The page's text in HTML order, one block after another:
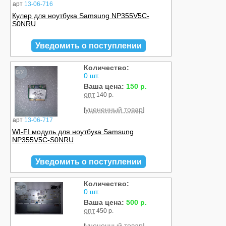
арт 13-06-716
Кулер для ноутбука Samsung NP355V5C-
S0NRU
Уведомить о поступлении
Б/У
арт 13-06-717
Количество:
0 шт.
Ваша цена: 150 р.
опт 140 р.
[уцененный товар]
WI-FI модуль для ноутбука Samsung
NP355V5C-S0NRU
Уведомить о поступлении
Б/У
Количество:
0 шт.
Ваша цена: 500 р.
опт 450 р.